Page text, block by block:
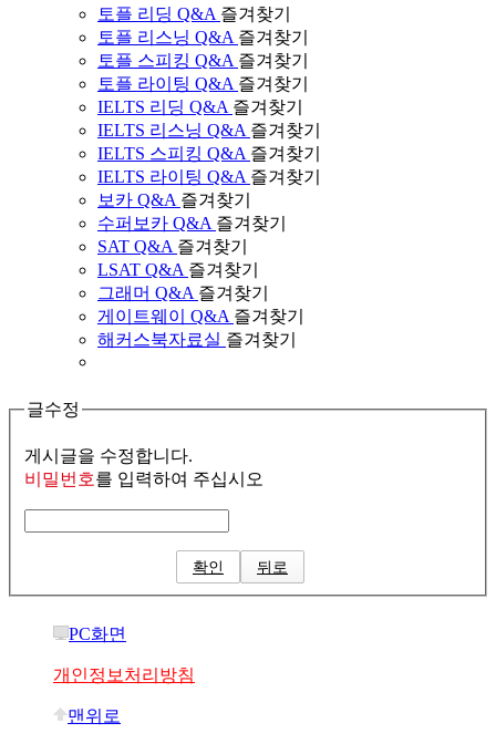
토플 리딩 Q&A 즐겨찾기
토플 리스닝 Q&A 즐겨찾기
토플 스피킹 Q&A 즐겨찾기
토플 라이팅 Q&A 즐겨찾기
IELTS 리딩 Q&A 즐겨찾기
IELTS 리스닝 Q&A 즐겨찾기
IELTS 스피킹 Q&A 즐겨찾기
IELTS 라이팅 Q&A 즐겨찾기
보카 Q&A 즐겨찾기
수퍼보카 Q&A 즐겨찾기
SAT Q&A 즐겨찾기
LSAT Q&A 즐겨찾기
그래머 Q&A 즐겨찾기
게이트웨이 Q&A 즐겨찾기
해커스북자료실 즐겨찾기
글수정
게시글을 수정합니다.
비밀번호를 입력하여 주십시오
확인 뒤로
PC화면
개인정보처리방침
맨위로